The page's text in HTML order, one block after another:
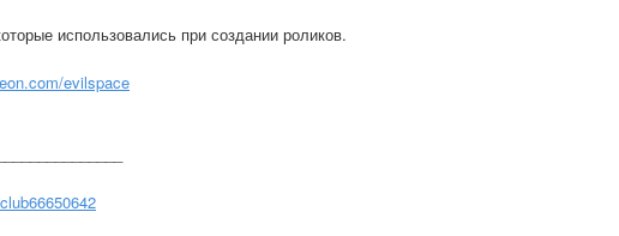
использовались при создании роликов.
evilspace